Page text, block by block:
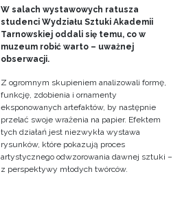
W salach wystawowych ratusza
studenci Wydziału Sztuki Akademii
Tarnowskiej oddali się temu, co w
muzeum robić warto – uważnej
obserwacji.
Z ogromnym skupieniem analizowali formę,
funkcję, zdobienia i ornamenty
eksponowanych artefaktów, by następnie
przelać swoje wrażenia na papier. Efektem
tych działań jest niezwykła wystawa
rysunków, które pokazują proces
artystycznego odwzorowania dawnej sztuki –
z perspektywy młodych twórców.